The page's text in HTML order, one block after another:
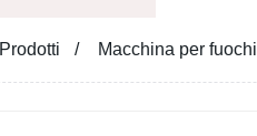
Prodotti Macchina per